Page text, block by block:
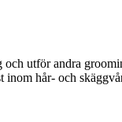
utför andra
inom hår- och